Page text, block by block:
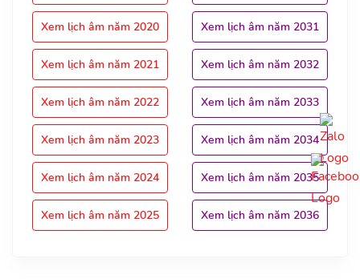
Xem lịch âm năm 2020
Xem lịch âm năm 2021
Xem lịch âm năm 2022
Xem lịch âm năm 2023
Xem lịch âm năm 2024
Xem lịch âm năm 2025
Xem lịch âm năm 2031
Xem lịch âm năm 2032
Xem lịch âm năm 2033
Xem lịch âm năm 2034
Xem lịch âm năm 2035
Xem lịch âm năm 2036